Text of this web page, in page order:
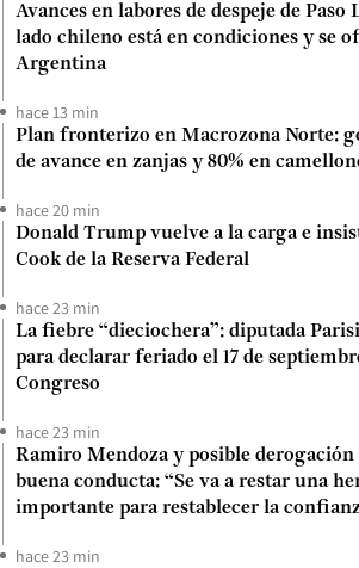
Avances en labores de despeje de Paso
lado chileno está en condiciones y se
Argentina
hace 13 min
Plan fronterizo en Macrozona Norte:
de avance en zanjas y 80% en
hace 20 min
Donald Trump vuelve a la carga e
Cook de la Reserva Federal
hace 23 min
La fiebre “dieciochera”: diputada
para declarar feriado el 17 de
Congreso
hace 23 min
Ramiro Mendoza y posible
buena conducta: “Se va a restar una
importante para restablecer la
hace 23 min